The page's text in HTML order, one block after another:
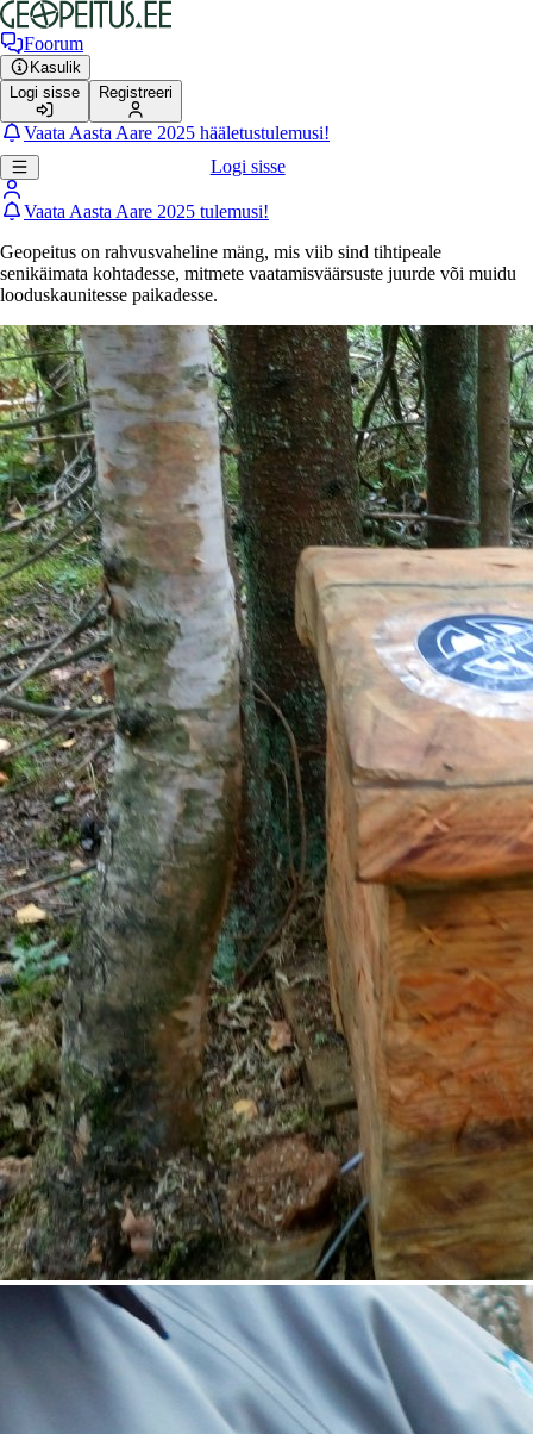
Foorum
Kasulik
Logi sisse
Registreeri
Vaata Aasta Aare 2025 hääletustulemusi!
Logi sisse
Vaata Aasta Aare 2025 tulemusi!
Geopeitus on rahvusvaheline mäng, mis viib sind tihtipeale
senikäimata kohtadesse, mitmete vaatamisväärsuste juurde või muidu
looduskaunitesse paikadesse.